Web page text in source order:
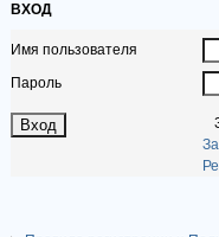
ВХОД
Имя пользователя
Пароль